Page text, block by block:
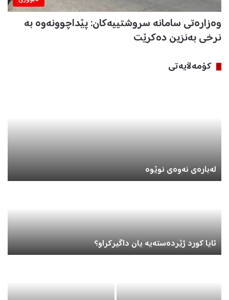
وەزارەتی سامانە سروشتییەکان: پێداچوونەوە بە
نرخی بەنزین دەکرێت
كۆمه‌ڵایه‌تی
لەبارەی نەوەی نوێوە
ئایا کورد ژێردەستەیە یان داگیرکراو؟